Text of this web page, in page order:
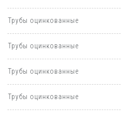
Трубы оцинкованные
Трубы оцинкованные
Трубы оцинкованные
Трубы оцинкованные